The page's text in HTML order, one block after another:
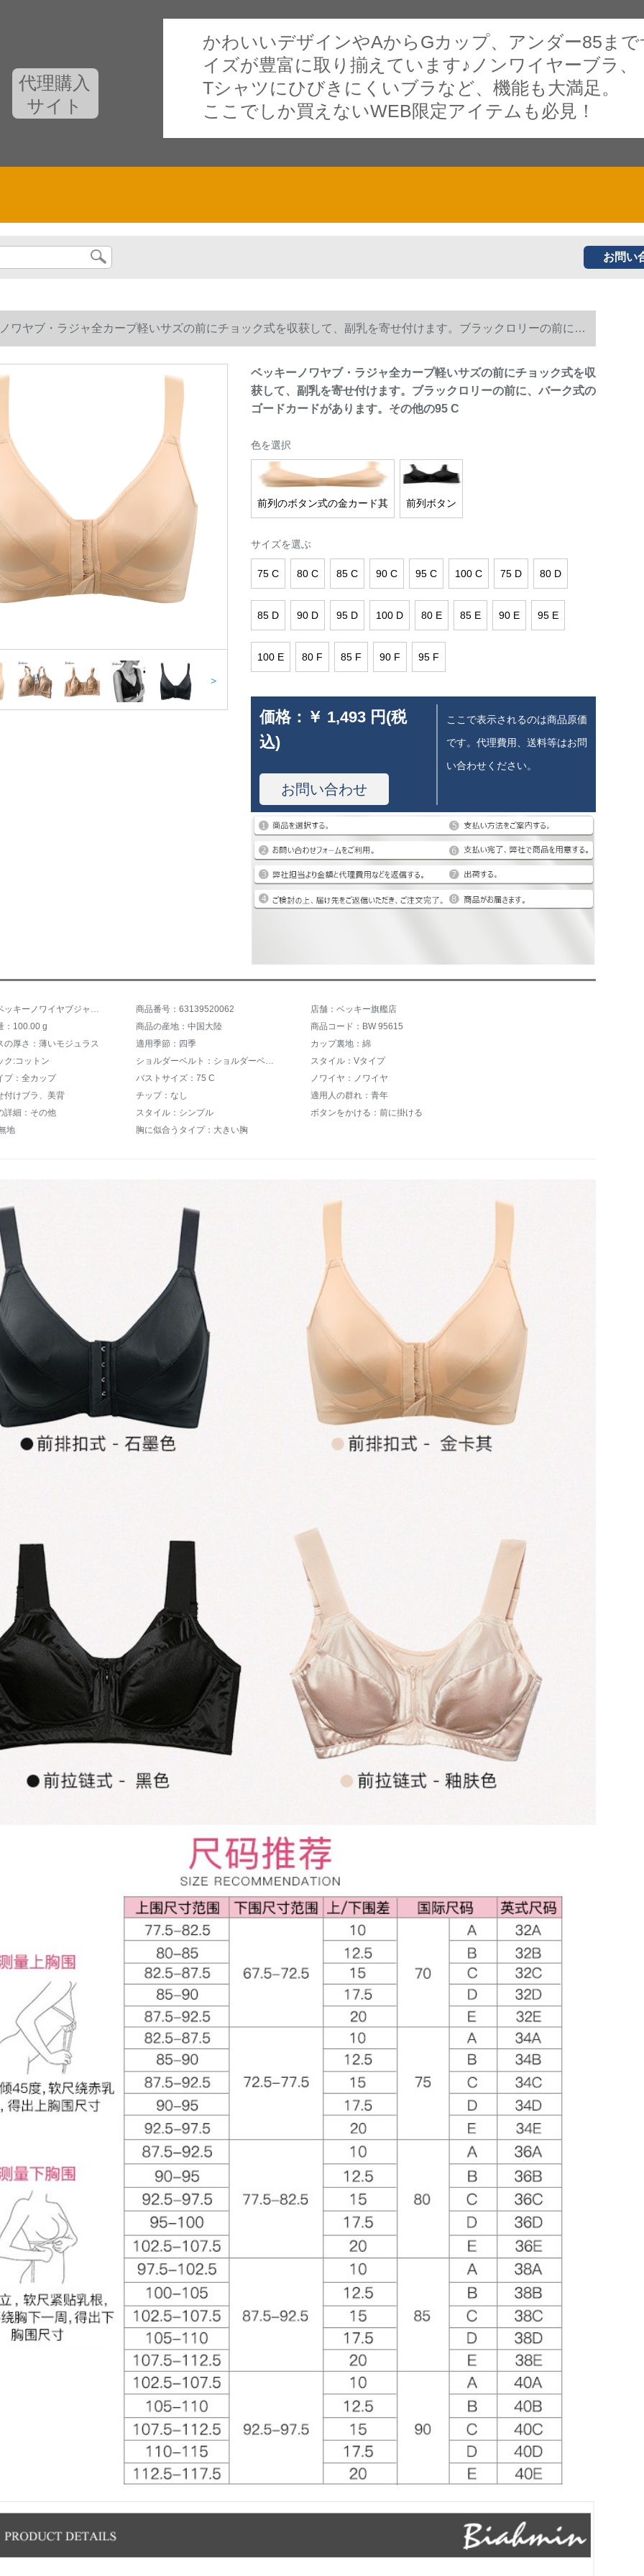
代理購入
サイト
かわいいデザインやAからGカップ、アンダー85まで
イズが豊富に取り揃えています♪ノンワイヤーブラ、
Tシャツにひびきにくいブラなど、機能も大満足。
ここでしか買えないWEB限定アイテムも必見！
お問い
ワヤブ・ラジャ全カープ軽いサズの前にチョック式を収获して、副乳を寄せ付けます。ブラックロリーの前に、
ードカードがあります。その他の95 C
>
ベッキーノワヤブ・ラジャ全カープ軽いサズの前にチョック式を収
获して、副乳を寄せ付けます。ブラックロリーの前に、バーク式の
ゴードカードがあります。その他の95 C
色を選択
前列のボタン式の金カード其 前列ボタン
サイズを選ぶ
75 C 80 C 85 C 90 C 95 C 100 C 75 D 80 D
85 D 90 D 95 D 100 D 80 E 85 E 90 E 95 E
100 E 80 F 85 F 90 F 95 F
価格： ￥ 1,493 円(税
込)
お問い合わせ
ここで表示されるのは商品原価
です。代理費用、送料等はお問
い合わせください。
商品名：ベッキーノワイヤブジャ全カップ軽めの大きなサイズの前ボタンベスト式収納サブレリーンナ前ボタン式ゴールドカードその95 C 商品番号：63139520062
店舗：ベッキー旗艦店
：100.00 g
商品の産地：中国大陸
商品コード：BW 95615
の厚さ：薄いモジュラス
適用季節：四季
カップ裏地：綿
ク:コットン
ショルダーベルト：ショルダーベルトを固定する
スタイル：Vタイプ
プ：全カップ
バストサイズ：75 C
ノワイヤ：ノワイヤ
付けブラ、美背
チップ：なし
適用人の群れ：青年
詳細：その他
スタイル：シンプル
ボタンをかける：前に掛ける
地
胸に似合うタイプ：大きい胸